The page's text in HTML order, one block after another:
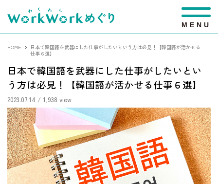
M E N U
HOME
日本で韓国語を武器にした仕事がしたいという方は必見！【韓国語が活かせる
仕事６選】
日本で韓国語を武器にした仕事がしたいとい
う方は必見！【韓国語が活かせる仕事６選】
2023.07.14 / 1,938 view